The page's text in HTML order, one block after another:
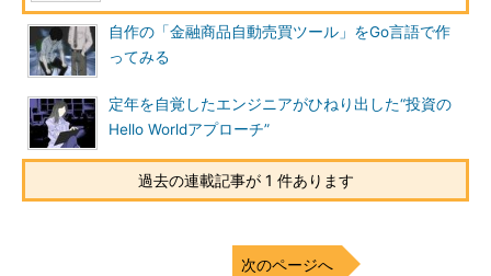
自作の「金融商品自動売買ツール」をGo言語で作
ってみる
定年を自覚したエンジニアがひねり出した“投資の
Hello Worldアプローチ”
過去の連載記事が 1 件あります
次のページへ